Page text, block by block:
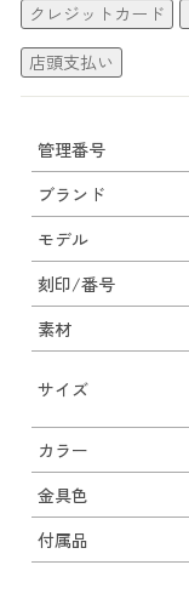
クレジットカード
店頭支払い
管理番号
ブランド
モデル
刻印/番号
素材
サイズ
カラー
金具色
付属品